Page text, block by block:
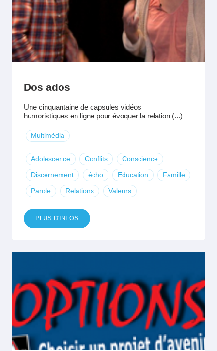
Dos ados
Une cinquantaine de capsules vidéos
humoristiques en ligne pour évoquer la relation (...)
Multimédia
Adolescence Conflits Conscience
Discernement écho Education Famille
Parole Relations Valeurs
PLUS D'INFOS